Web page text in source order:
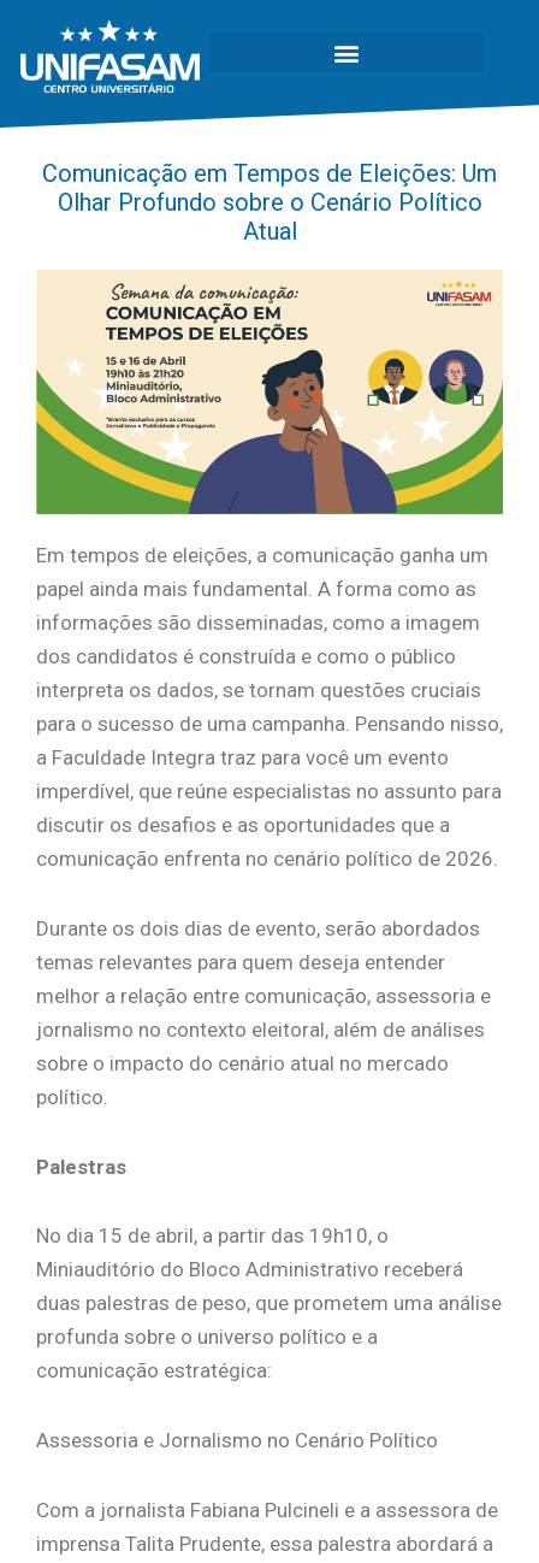
Comunicação em Tempos de Eleições: Um
Olhar Profundo sobre o Cenário Político
Atual
Em tempos de eleições, a comunicação ganha um
papel ainda mais fundamental. A forma como as
informações são disseminadas, como a imagem
dos candidatos é construída e como o público
interpreta os dados, se tornam questões cruciais
para o sucesso de uma campanha. Pensando nisso,
a Faculdade Integra traz para você um evento
imperdível, que reúne especialistas no assunto para
discutir os desafios e as oportunidades que a
comunicação enfrenta no cenário político de 2026.
Durante os dois dias de evento, serão abordados
temas relevantes para quem deseja entender
melhor a relação entre comunicação, assessoria e
jornalismo no contexto eleitoral, além de análises
sobre o impacto do cenário atual no mercado
político.
Palestras
No dia 15 de abril, a partir das 19h10, o
Miniauditório do Bloco Administrativo receberá
duas palestras de peso, que prometem uma análise
profunda sobre o universo político e a
comunicação estratégica:
Assessoria e Jornalismo no Cenário Político
Com a jornalista Fabiana Pulcineli e a assessora de
imprensa Talita Prudente, essa palestra abordará a